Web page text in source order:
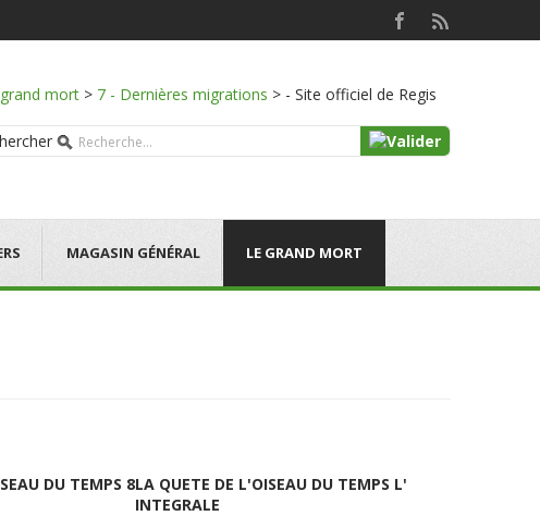
mort > 7 - Dernières migrations > - Site officiel de Regis
MAGASIN GÉNÉRAL LE GRAND MORT
DU TEMPS 8LA QUETE DE L'OISEAU DU TEMPS L'
INTEGRALE